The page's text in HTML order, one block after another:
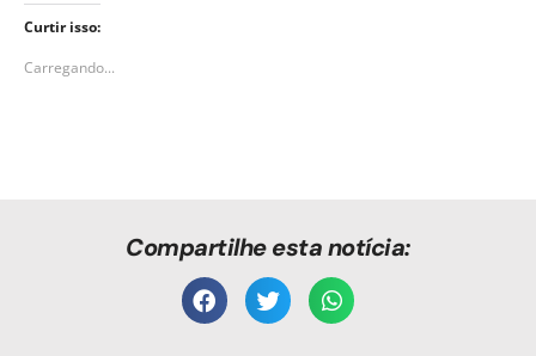
Curtir isso:
Carregando...
Compartilhe esta notícia: